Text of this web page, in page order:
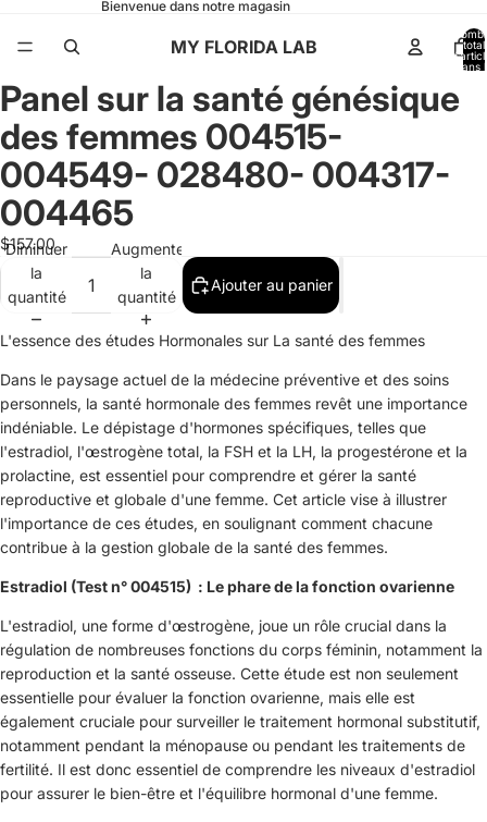
Bienvenue dans notre magasin
MY FLORIDA LAB
total
dans
Ouvrir
l’image
en
plein
écran
Panel sur la santé génésique
des femmes 004515-
004549- 028480- 004317-
004465
$157.00
Diminuer
la
quantité
Augmenter
la
quantité
Ajouter au panier
L'essence des études Hormonales sur La santé des femmes
Dans le paysage actuel de la médecine préventive et des soins
personnels, la santé hormonale des femmes revêt une importance
indéniable. Le dépistage d'hormones spécifiques, telles que
l'estradiol, l'œstrogène total, la FSH et la LH, la progestérone et la
prolactine, est essentiel pour comprendre et gérer la santé
reproductive et globale d'une femme. Cet article vise à illustrer
l'importance de ces études, en soulignant comment chacune
contribue à la gestion globale de la santé des femmes.
Estradiol (Test n° 004515) : Le phare de la fonction ovarienne
L'estradiol, une forme d'œstrogène, joue un rôle crucial dans la
régulation de nombreuses fonctions du corps féminin, notamment la
reproduction et la santé osseuse. Cette étude est non seulement
essentielle pour évaluer la fonction ovarienne, mais elle est
également cruciale pour surveiller le traitement hormonal substitutif,
notamment pendant la ménopause ou pendant les traitements de
fertilité. Il est donc essentiel de comprendre les niveaux d'estradiol
pour assurer le bien-être et l'équilibre hormonal d'une femme.